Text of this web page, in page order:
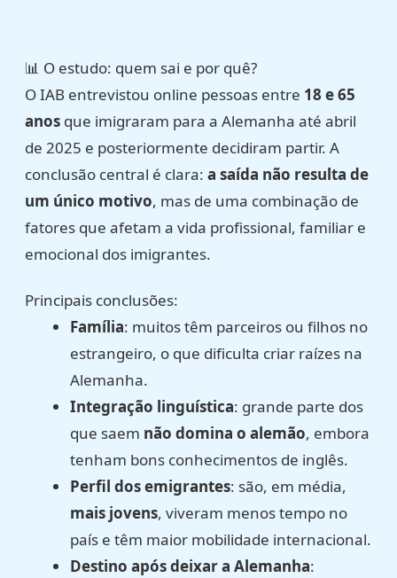
📊 O estudo: quem sai e por quê?
O IAB entrevistou online pessoas entre 18 e 65
anosque imigraram para a Alemanha até abril
de 2025 e posteriormente decidiram partir. A
conclusão central é clara: a saída não resulta de
um único motivo, mas de uma combinação de
fatores que afetam a vida profissional, familiar e
emocional dos imigrantes.
Principais conclusões:
Família: muitos têm parceiros ou filhos no
estrangeiro, o que dificulta criar raízes na
Alemanha.
Integração linguística: grande parte dos
que saem não domina o alemão, embora
tenham bons conhecimentos de inglês.
Perfil dos emigrantes: são, em média,
mais jovens, viveram menos tempo no
país e têm maior mobilidade internacional.
Destino após deixar a Alemanha: